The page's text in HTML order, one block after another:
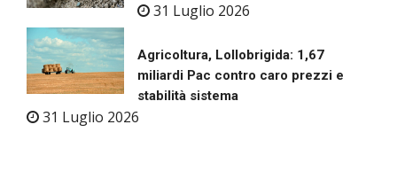
31 Luglio 2026
Agricoltura, Lollobrigida: 1,67
miliardi Pac contro caro prezzi e
stabilità sistema
31 Luglio 2026